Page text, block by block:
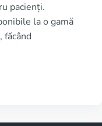
pacienți.
la o gamă
făcând